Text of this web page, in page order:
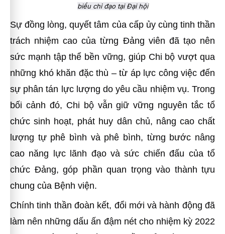
biểu chỉ đạo tại Đại hội
Sự đồng lòng, quyết tâm của cấp ủy cùng tinh thần
trách nhiệm cao của từng Đảng viên đã tạo nên
sức mạnh tập thể bền vững, giúp Chi bộ vượt qua
những khó khăn đặc thù – từ áp lực công việc đến
sự phân tán lực lượng do yêu cầu nhiệm vụ. Trong
bối cảnh đó, Chi bộ vẫn giữ vững nguyên tắc tổ
chức sinh hoạt, phát huy dân chủ, nâng cao chất
lượng tự phê bình và phê bình, từng bước nâng
cao năng lực lãnh đạo và sức chiến đấu của tổ
chức Đảng, góp phần quan trọng vào thành tựu
chung của Bệnh viện.
Chính tinh thần đoàn kết, đổi mới và hành động đã
làm nên những dấu ấn đậm nét cho nhiệm kỳ 2022